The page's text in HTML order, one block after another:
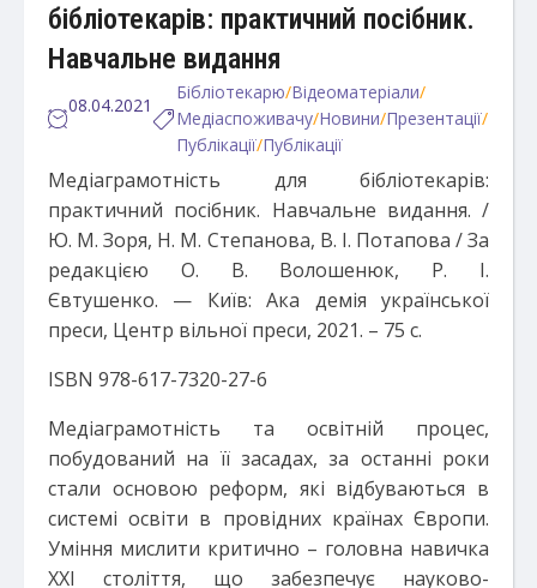
бібліотекарів: практичний посібник.
Навчальне видання
08.04.2021
Бібліотекарю/Відеоматеріали/
Медіаспоживачу/Новини/Презентації/
Публікації/Публікації
Медіаграмотність для бібліотекарів:
практичний посібник. Навчальне видання. /
Ю. М. Зоря, Н. М. Степанова, В. І. Потапова / За
редакцією О. В. Волошенюк, Р. І.
Євтушенко. — Київ: Ака демія української
преси, Центр вільної преси, 2021. – 75 с.
ISBN 978-617-7320-27-6
Медіаграмотність та освітній процес,
побудований на її засадах, за останні роки
стали основою реформ, які відбуваються в
системі освіти в провідних країнах Європи.
Уміння мислити критично – головна навичка
ХХІ століття, що забезпечує науково-